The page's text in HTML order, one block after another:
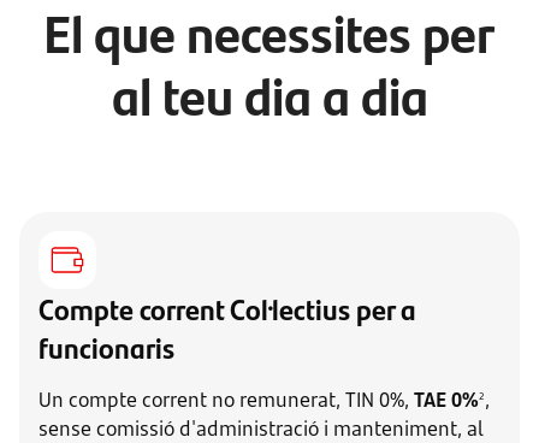
El que necessites per
al teu dia a dia
Compte corrent Col·lectius per a
funcionaris
Un compte corrent no remunerat, TIN 0%, TAE 0%2,
sense comissió d'administració i manteniment, al